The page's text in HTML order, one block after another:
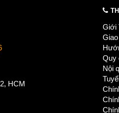
HCM
Giới
Quy
Nội